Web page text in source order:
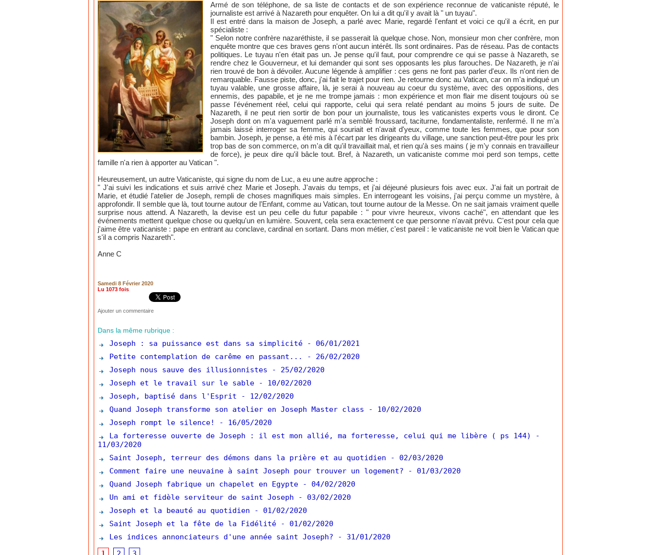
Armé de son téléphone, de sa liste de contacts et de son expérience reconnue de vaticaniste réputé, le
journaliste est arrivé à Nazareth pour enquêter. On lui a dit qu'il y avait là " un tuyau".
Il est entré dans la maison de Joseph, a parlé avec Marie, regardé l'enfant et voici ce qu'il a écrit, en pur
spécialiste :
" Selon notre confrère nazaréthiste, il se passerait là quelque chose. Non, monsieur mon cher confrère, mon
enquête montre que ces braves gens n'ont aucun intérêt. Ils sont ordinaires. Pas de réseau. Pas de contacts
politiques. Le tuyau n'en était pas un. Je pense qu'il faut, pour comprendre ce qui se passe à Nazareth, se
rendre chez le Gouverneur, et lui demander qui sont ses opposants les plus farouches. De Nazareth, je n'ai
rien trouvé de bon à dévoiler. Aucune légende à amplifier : ces gens ne font pas parler d'eux. Ils n'ont rien de
remarquable. Fausse piste, donc, j'ai fait le trajet pour rien. Je retourne donc au Vatican, car on m'a indiqué un
tuyau valable, une grosse affaire, là, je serai à nouveau au coeur du système, avec des oppositions, des
ennemis, des papabile, et je ne me trompe jamais : mon expérience et mon flair me disent toujours où se
passe l'événement réel, celui qui rapporte, celui qui sera relaté pendant au moins 5 jours de suite. De
Nazareth, il ne peut rien sortir de bon pour un journaliste, tous les vaticanistes experts vous le diront. Ce
Joseph dont on m'a vaguement parlé m'a semblé froussard, taciturne, fondamentaliste, renfermé. Il ne m'a
jamais laissé interroger sa femme, qui souriait et n'avait d'yeux, comme toute les femmes, que pour son
bambin. Joseph, je pense, a été mis à l'écart par les dirigeants du village, une sanction peut-être pour les prix
trop bas de son commerce, on m'a dit qu'il travaillait mal, et rien qu'à ses mains ( je m'y connais en travailleur
de force), je peux dire qu'il bâcle tout. Bref, à Nazareth, un vaticaniste comme moi perd son temps, cette
famille n'a rien à apporter au Vatican ".
Heureusement, un autre Vaticaniste, qui signe du nom de Luc, a eu une autre approche :
" J'ai suivi les indications et suis arrivé chez Marie et Joseph. J'avais du temps, et j'ai déjeuné plusieurs fois avec eux. J'ai fait un portrait de
Marie, et étudié l'atelier de Joseph, rempli de choses magnifiques mais simples. En interrogeant les voisins, j'ai perçu comme un mystère, à
approfondir. Il semble que là, tout tourne autour de l'Enfant, comme au Vatican, tout tourne autour de la Messe. On ne sait jamais vraiment quelle
surprise nous attend. A Nazareth, la devise est un peu celle du futur papabile : " pour vivre heureux, vivons caché", en attendant que les
événements mettent quelque chose ou quelqu'un en lumière. Souvent, cela sera exactement ce que personne n'avait prévu. C'est pour cela que
j'aime être vaticaniste : pape en entrant au conclave, cardinal en sortant. Dans mon métier, c'est pareil : le vaticaniste ne voit bien le Vatican que
s'il a compris Nazareth".
Anne C
Samedi 8 Février 2020
Lu 1073 fois
Ajouter un commentaire
Dans la même rubrique :
Joseph : sa puissance est dans sa simplicité
- 06/01/2021
Petite contemplation de carême en passant...
- 26/02/2020
Joseph nous sauve des illusionnistes
- 25/02/2020
Joseph et le travail sur le sable
- 10/02/2020
Joseph, baptisé dans l'Esprit
- 12/02/2020
Quand Joseph transforme son atelier en Joseph Master class
- 10/02/2020
Joseph rompt le silence!
- 16/05/2020
La forteresse ouverte de Joseph : il est mon allié, ma forteresse, celui qui me libère ( ps 144)
-
11/03/2020
Saint Joseph, terreur des démons dans la prière et au quotidien
- 02/03/2020
Comment faire une neuvaine à saint Joseph pour trouver un logement?
- 01/03/2020
Quand Joseph fabrique un chapelet en Egypte
- 04/02/2020
Un ami et fidèle serviteur de saint Joseph
- 03/02/2020
Joseph et la beauté au quotidien
- 01/02/2020
Saint Joseph et la fête de la Fidélité
- 01/02/2020
Les indices annonciateurs d'une année saint Joseph?
- 31/01/2020